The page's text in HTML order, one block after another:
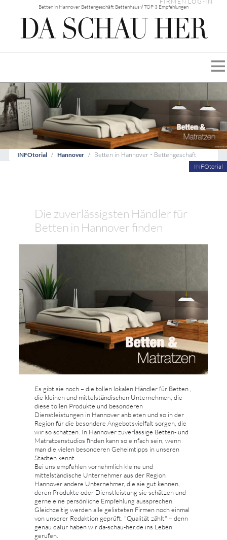
Betten in Hannover Bettengeschäft Bettenhaus √ TOP 3 Empfehlungen
INFOtorial Hannover
Betten in Hannover • Bettengeschäft
INFOtorial
Die zuverlässigsten Händler für
Betten in Hannover finden
Es gibt sie noch – die tollen lokalen Händler für Betten ,
die kleinen und mittelständischen Unternehmen, die
diese tollen Produkte und besonderen
Dienstleistungen in Hannover anbieten und so in der
Region für die besondere Angebotsvielfalt sorgen, die
wir so schätzen. In Hannover zuverlässige Betten- und
Matratzenstudios finden kann so einfach sein, wenn
man die vielen besonderen Geheimtipps in unseren
Städten kennt.
Bei uns empfehlen vornehmlich kleine und
mittelständische Unternehmer aus der Region
Hannover andere Unternehmer, die sie gut kennen,
deren Produkte oder Dienstleistung sie schätzen und
gerne eine persönliche Empfehlung aussprechen.
Gleichzeitig werden alle gelisteten Firmen noch einmal
von unserer Redaktion geprüft. "Qualität zählt" – denn
genau dafür haben wir da-schau-her.de ins Leben
gerufen.